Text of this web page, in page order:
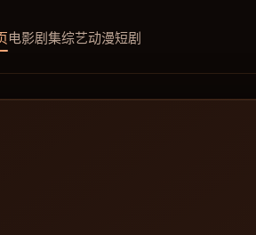
电影剧集综艺动漫短剧